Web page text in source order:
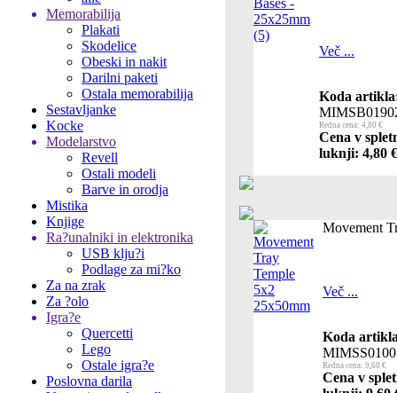
Memorabilija
Plakati
Skodelice
Obeski in nakit
Darilni paketi
Ostala memorabilija
Sestavljanke
Kocke
Modelarstvo
Revell
Ostali modeli
Barve in orodja
Mistika
Knjige
Ra?unalniki in elektronika
USB klju?i
Podlage za mi?ko
Za na zrak
Za ?olo
Igra?e
Quercetti
Lego
Ostale igra?e
Poslovna darila
Več ...
Koda
Redna cena: 4,80 €
Cena v
luknji: 4,80 €
Movement
Več ...
Koda
Redna cena: 9,60 €
Cena v